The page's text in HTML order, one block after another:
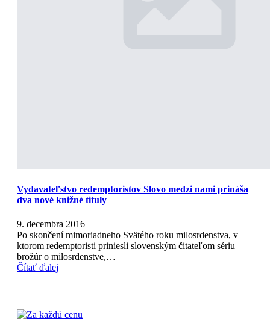
Vydavateľstvo redemptoristov Slovo medzi nami prináša
dva nové knižné tituly
9. decembra 2016
Po skončení mimoriadneho Svätého roku milosrdenstva, v
ktorom redemptoristi priniesli slovenským čitateľom sériu
brožúr o milosrdenstve,…
Čítať ďalej